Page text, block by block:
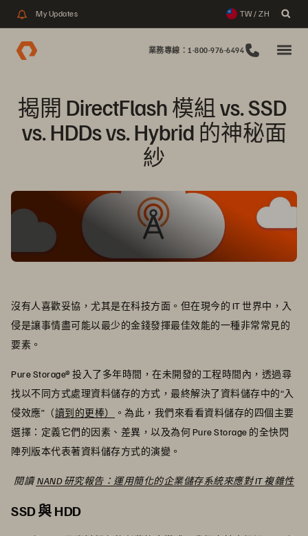
My Updates TW / ZH
業務專線：1-800-976-6494
揭開 DirectFlash 模組 vs. SSD
vs. HDDs vs. Hybrid 的神秘面
紗
沒有人喜歡妥協，尤其是在科技方面。但在現今的 IT 世界中，入
侵是讓事情盡可能以最少的金錢發揮最佳效能的一種非常常見的
要素。
Pure Storage® 投入了多年時間，在未開發的工程時間內，透過尋
找以不同方式處理資料儲存的方式，最終解決了資料儲存中的“入
侵效應”（讀到的更棒）
。為此，我們來看看資料儲存的四個主要
選擇：定義它們的因素、差異，以及為何 Pure Storage 的全快閃
陣列版本代表著資料儲存方式的演變。
閱讀 NAND 研究報告：運用簡化的企業儲存系統來應對 IT 複雜性
SSD 與 HDD